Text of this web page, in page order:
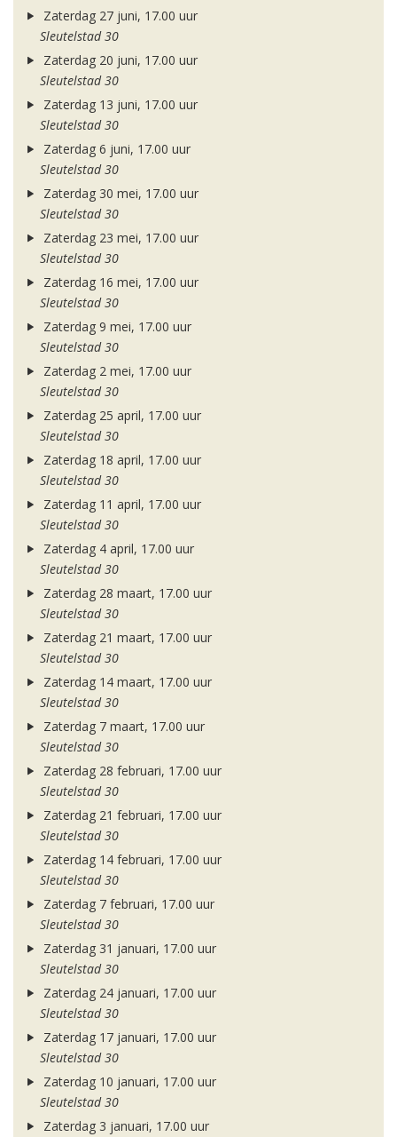
Zaterdag 27 juni, 17.00 uur
Sleutelstad 30
Zaterdag 20 juni, 17.00 uur
Sleutelstad 30
Zaterdag 13 juni, 17.00 uur
Sleutelstad 30
Zaterdag 6 juni, 17.00 uur
Sleutelstad 30
Zaterdag 30 mei, 17.00 uur
Sleutelstad 30
Zaterdag 23 mei, 17.00 uur
Sleutelstad 30
Zaterdag 16 mei, 17.00 uur
Sleutelstad 30
Zaterdag 9 mei, 17.00 uur
Sleutelstad 30
Zaterdag 2 mei, 17.00 uur
Sleutelstad 30
Zaterdag 25 april, 17.00 uur
Sleutelstad 30
Zaterdag 18 april, 17.00 uur
Sleutelstad 30
Zaterdag 11 april, 17.00 uur
Sleutelstad 30
Zaterdag 4 april, 17.00 uur
Sleutelstad 30
Zaterdag 28 maart, 17.00 uur
Sleutelstad 30
Zaterdag 21 maart, 17.00 uur
Sleutelstad 30
Zaterdag 14 maart, 17.00 uur
Sleutelstad 30
Zaterdag 7 maart, 17.00 uur
Sleutelstad 30
Zaterdag 28 februari, 17.00 uur
Sleutelstad 30
Zaterdag 21 februari, 17.00 uur
Sleutelstad 30
Zaterdag 14 februari, 17.00 uur
Sleutelstad 30
Zaterdag 7 februari, 17.00 uur
Sleutelstad 30
Zaterdag 31 januari, 17.00 uur
Sleutelstad 30
Zaterdag 24 januari, 17.00 uur
Sleutelstad 30
Zaterdag 17 januari, 17.00 uur
Sleutelstad 30
Zaterdag 10 januari, 17.00 uur
Sleutelstad 30
Zaterdag 3 januari, 17.00 uur